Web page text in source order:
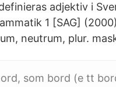
adjektiv i
1 [SAG]
neutrum, plur.
som bord (e tt